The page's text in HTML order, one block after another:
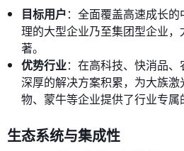
目标用户：全面覆盖高速成长
理的大型企业乃至集团型企业
著。
优势行业：在高科技、快消品
深厚的解决方案积累，为大族
物、蒙牛等企业提供了行业专属
生态系统与集成性